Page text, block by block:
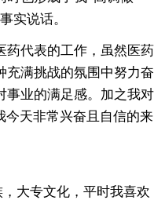
实说话。
药代表的工作，虽然医药
充满挑战的氛围中努力奋
事业的满足感。加之我对
今天非常兴奋且自信的来
大专文化，平时我喜欢